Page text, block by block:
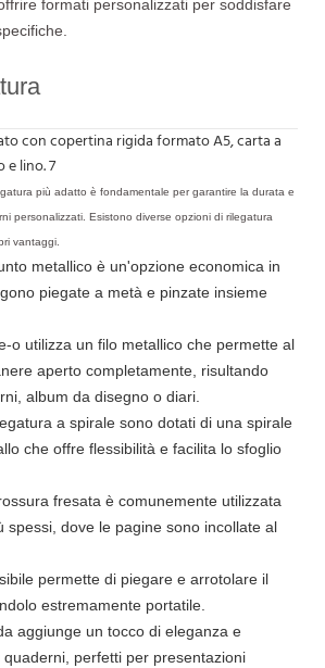
formati personalizzati per soddisfare
più adatto è fondamentale per garantire la durata e
personalizzati. Esistono diverse opzioni di rilegatura
vantaggi.
metallico è un'opzione economica in
piegate a metà e pinzate insieme
o utilizza un filo metallico che permette al
aperto completamente, risultando
album da disegno o diari.
a spirale sono dotati di una spirale
che offre flessibilità e facilita lo sfoglio
fresata è comunemente utilizzata
spessi, dove le pagine sono incollate al
permette di piegare e arrotolare il
estremamente portatile.
aggiunge un tocco di eleganza e
quaderni, perfetti per presentazioni